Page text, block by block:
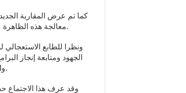
كما تم عرض المقاربة
معالجة هذه الظاهرة عبر خلق قطب حضري مندمج لاستقبال الأسر المعنية بهذه الظاهرة.
ونظرا للطابع الاستعجالي
الجهود ومتابعة إنجاز
والبحث عن مقاربات خلاقة وناجعة للتغلب على إكراهات هذا البرنامج.
وقد عرف هذا الاجتماع